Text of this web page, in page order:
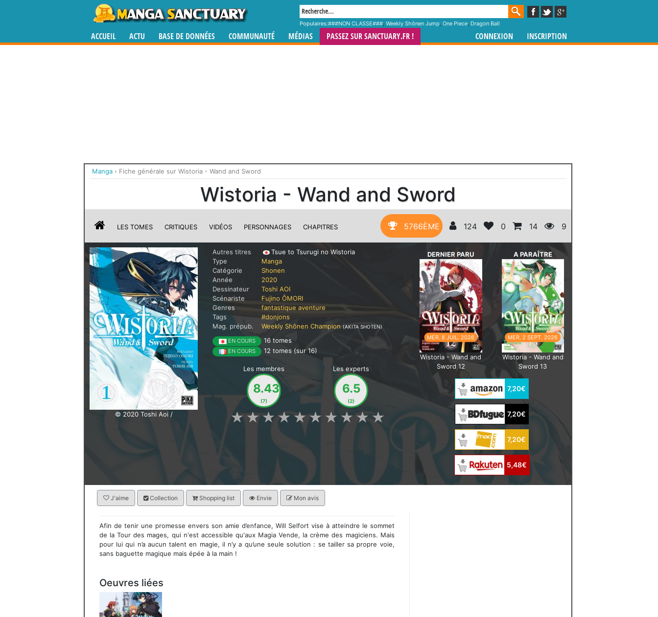
Populaires:###NON CLASSE###, Weekly Shônen Jump, One Piece, Dragon Ball
ACCUEIL ACTU BASE DE DONNÉES COMMUNAUTÉ MÉDIAS PASSEZ SUR SANCTUARY.FR ! CONNEXION INSCRIPTION
Manga › Fiche générale sur Wistoria - Wand and Sword
Wistoria - Wand and Sword
LES TOMES CRITIQUES VIDÉOS PERSONNAGES CHAPITRES 5766ÈME 124 0 14 9
© 2020 Toshi Aoi /
Autres titres
Tsue to Tsurugi no Wistoria
Type
Manga
Catégorie
Shonen
Année
2020
Dessinateur
Toshi AOI
Scénariste
Fujino ŌMORI
Genres
fantastique aventure
Tags
#donjons
Mag. prépub.
Weekly Shônen Champion (AKITA SHOTEN)
EN COURS 16 tomes
EN COURS 12 tomes (sur 16)
Les membres
8.43
(7)
Les experts
6.5
(2)
★
★
★
★
★
★
★
★
★
★
DERNIER PARU
MER. 8 JUIL. 2026
Wistoria - Wand and
Sword 12
A PARAÎTRE
MER. 2 SEPT. 2026
Wistoria - Wand and
Sword 13
7,20€
7,20€
7,20€
5,48€
J'aime Collection Shopping list Envie Mon avis
Afin de tenir une promesse envers son amie d’enfance, Will Selfort vise à atteindre le sommet
de la Tour des mages, qui n'est accessible qu'aux Magia Vende, la crème des magiciens. Mais
pour lui qui n’a aucun talent en magie, il n’y a qu’une seule solution : se tailler sa propre voie,
sans baguette magique mais épée à la main !
Oeuvres liées